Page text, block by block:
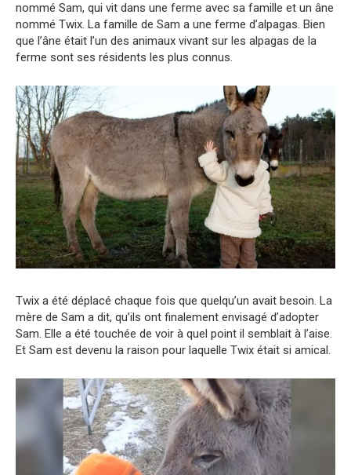
nommé Sam, qui vit dans une ferme avec sa famille et un âne
nommé Twix. La famille de Sam a une ferme d’alpagas. Bien
que l’âne était l’un des animaux vivant sur les alpagas de la
ferme sont ses résidents les plus connus.
Twix a été déplacé chaque fois que quelqu’un avait besoin. La
mère de Sam a dit, qu’ils ont finalement envisagé d’adopter
Sam. Elle a été touchée de voir à quel point il semblait à l’aise.
Et Sam est devenu la raison pour laquelle Twix était si amical.